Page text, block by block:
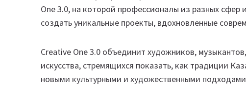
One 3.0, на которой профессионалы из разных сфер
создать уникальные проекты, вдохновленные
Creative One 3.0 объединит художников,
искусства, стремящихся показать, как традиции
новыми культурными и художественными